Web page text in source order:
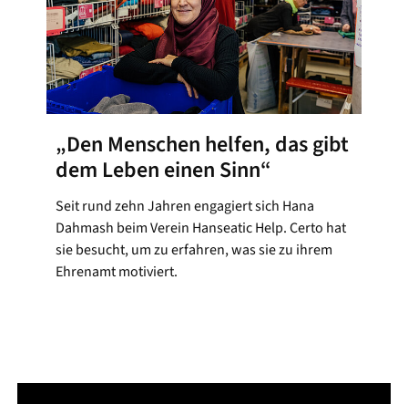
„Den Menschen helfen, das gibt
dem Leben einen Sinn“
Seit rund zehn Jahren engagiert sich Hana
Dahmash beim Verein Hanseatic Help. Certo hat
sie besucht, um zu erfahren, was sie zu ihrem
Ehrenamt motiviert.